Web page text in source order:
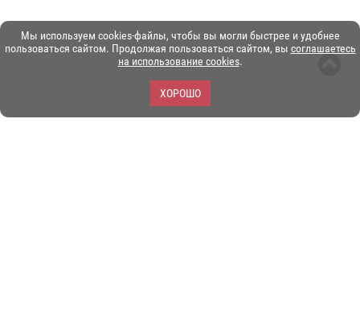
Мы используем cookies-файлы, чтобы вы могли быстрее и удобнее
пользоваться сайтом. Продолжая пользоваться сайтом, вы соглашаетесь
на использование cookies.
ХОРОШО